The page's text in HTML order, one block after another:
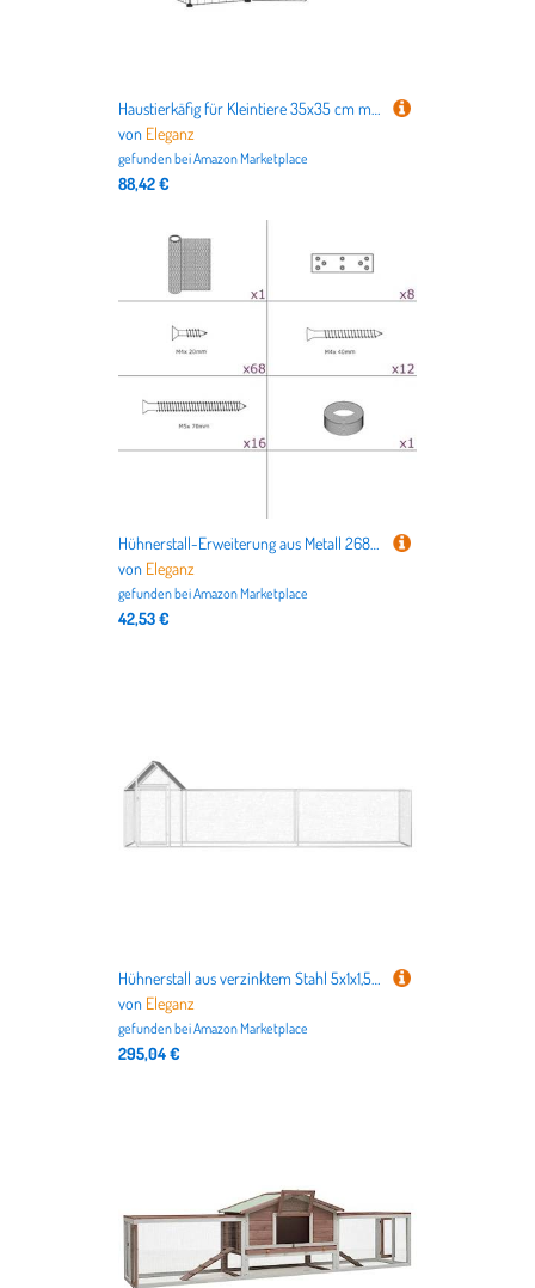
Haustierkäfig für Kleintiere 35x35 cm mit Tür aus Stahl - Langlebig & Sicher für Hamster, Kaninchen & Mehr - Ideal für Innenbereich
von Eleganz
gefunden beiAmazon Marketplace
88,42 €
Hühnerstall-Erweiterung aus Metall 268x100x190 cm - Robust und Wetterfest für Hühnergehege - Ideal für Freilauf und Sicherheit
von Eleganz
gefunden beiAmazon Marketplace
42,53 €
Hühnerstall aus verzinktem Stahl 5x1x1,5 m | Robuster Lebensraum für Kleintiere | Wetterfest & langlebig | Ideal für Garten & Hinterhof
von Eleganz
gefunden beiAmazon Marketplace
295,04 €